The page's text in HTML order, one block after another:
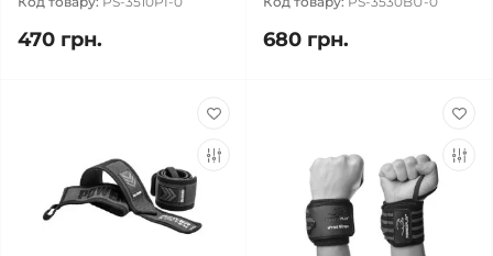
470 грн. 680 грн.